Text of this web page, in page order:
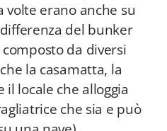
volte erano anche su
del bunker
da diversi
la casamatta, la
locale che alloggia
che sia e può